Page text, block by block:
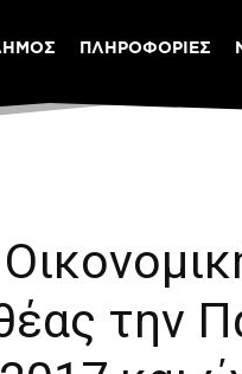
ΠΛΗΡΟΦΟΡΙΕΣ
την